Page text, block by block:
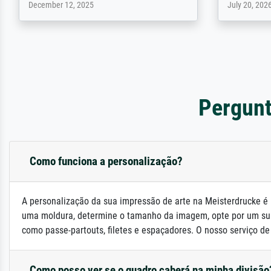
April 22, 2026 February
Como funciona a personalização?
A personalização da sua impressão de arte na Meisterdrucke
uma moldura, determine o tamanho da imagem, opte por um
como passe-partouts, filetes e espaçadores. O nosso serviço